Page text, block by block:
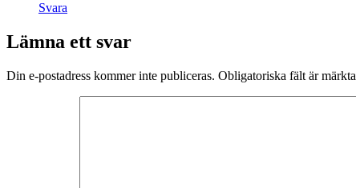
Svara
Lämna ett svar
Din e-postadress kommer inte publiceras. Obligatoriska fält är märkta